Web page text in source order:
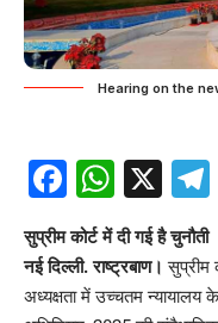
Hearing on the
X
सुप्रीम कोर्ट में दी गई है चुनौती
नई दिल्ली. राष्ट्रबाण।सुप्रीम
अध्यक्षता में उच्चतम न्यायालय